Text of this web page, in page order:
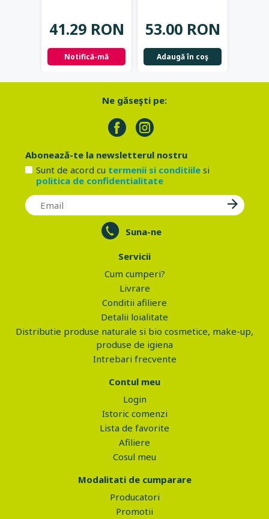
41.29 RON
Notifică-mă
53.00 RON
Adaugă în coş
Ne găseşti pe:
Abonează-te la newsletterul nostru
Sunt de acord cu termenii si conditiilesi
politica de confidentialitate
Suna-ne
Servicii
Cum cumperi?
Livrare
Conditii afiliere
Detalii loialitate
Distributie produse naturale si bio cosmetice, make-up,
produse de igiena
Intrebari frecvente
Contul meu
Login
Istoric comenzi
Lista de favorite
Afiliere
Cosul meu
Modalitati de cumparare
Producatori
Promotii